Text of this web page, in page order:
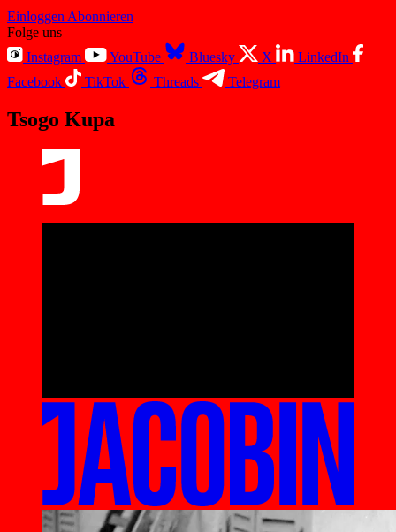
Einloggen Abonnieren
Folge uns
Instagram
YouTube Bluesky X
LinkedIn
Facebook
TikTok Threads Telegram
Tsogo Kupa